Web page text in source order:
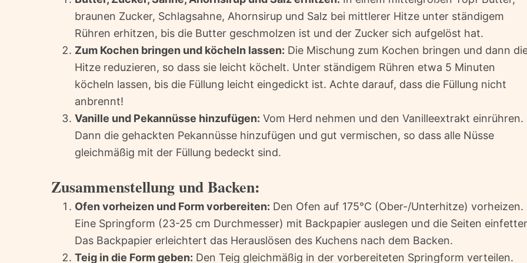
braunen Zucker, Schlagsahne, Ahornsirup und Salz bei mittlerer Hitze unter ständigem
Rühren erhitzen, bis die Butter geschmolzen ist und der Zucker sich aufgelöst hat.
Zum Kochen bringen und köcheln lassen: Die Mischung zum Kochen bringen und dann
Hitze reduzieren, so dass sie leicht köchelt. Unter ständigem Rühren etwa 5 Minuten
köcheln lassen, bis die Füllung leicht eingedickt ist. Achte darauf, dass die Füllung nicht
anbrennt!
Vanille und Pekannüsse hinzufügen: Vom Herd nehmen und den Vanilleextrakt einrühren.
Dann die gehackten Pekannüsse hinzufügen und gut vermischen, so dass alle Nüsse
gleichmäßig mit der Füllung bedeckt sind.
Zusammenstellung und Backen:
Ofen vorheizen und Form vorbereiten: Den Ofen auf 175°C (Ober-/Unterhitze) vorheizen.
Eine Springform (23-25 cm Durchmesser) mit Backpapier auslegen und die Seiten
Das Backpapier erleichtert das Herauslösen des Kuchens nach dem Backen.
Teig in die Form geben: Den Teig gleichmäßig in der vorbereiteten Springform verteilen.